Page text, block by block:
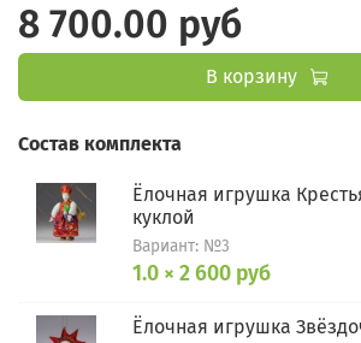
8 700.00 руб
В корзину
Состав комплекта
Ёлочная игрушка
куклой
Вариант: №3
1.0 × 2 600 руб
Ёлочная игрушка